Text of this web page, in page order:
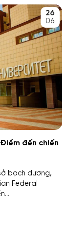
thi pháp luật
26
06
đến chiến
bạch dương,
Federal